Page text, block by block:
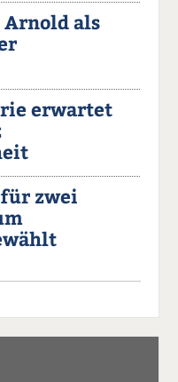
Arnold als
erwartet
zwei